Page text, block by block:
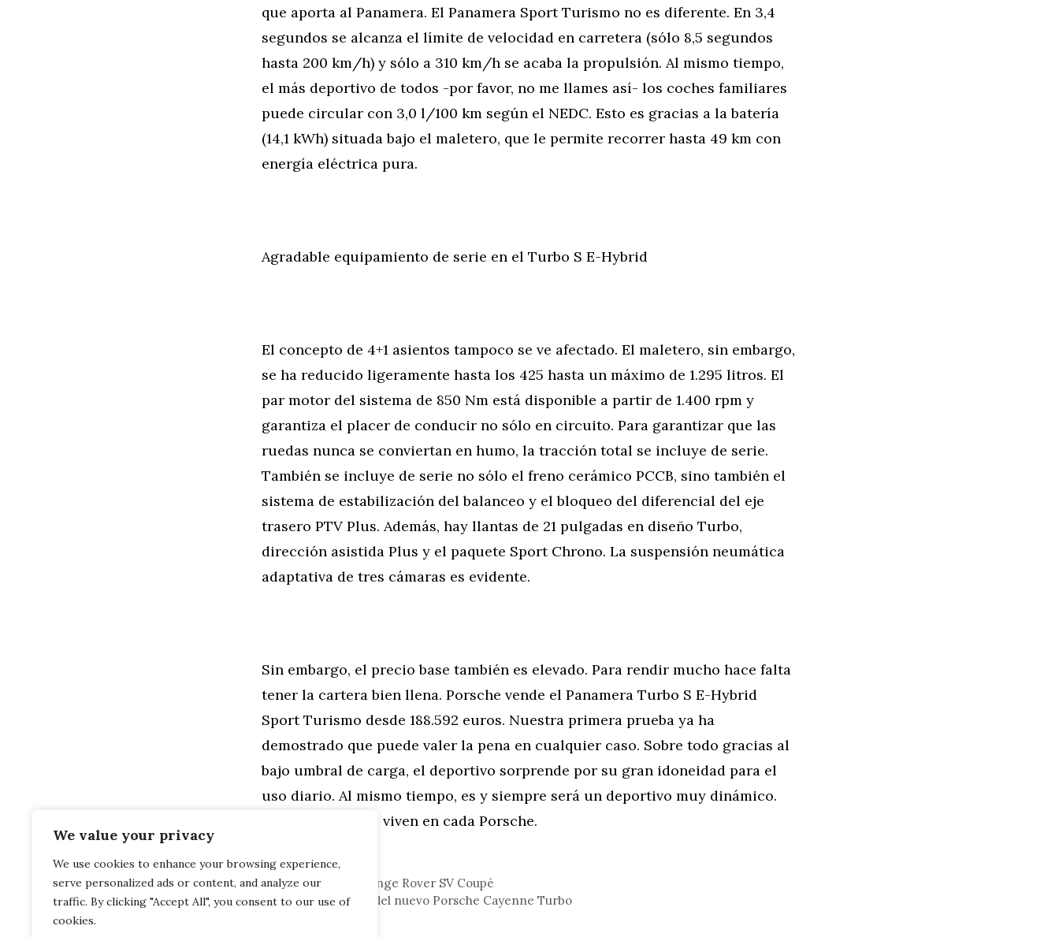
We value your privacy
We use cookies to enhance your browsing experience,
serve personalized ads or content, and analyze our
traffic. By clicking "Accept All", you consent to our use of
cookies.
que aporta al Panamera. El Panamera Sport Turismo no es diferente. En 3,4
segundos se alcanza el límite de velocidad en carretera (sólo 8,5 segundos
hasta 200 km/h) y sólo a 310 km/h se acaba la propulsión. Al mismo tiempo,
el más deportivo de todos -por favor, no me llames así- los coches familiares
puede circular con 3,0 l/100 km según el NEDC. Esto es gracias a la batería
(14,1 kWh) situada bajo el maletero, que le permite recorrer hasta 49 km con
energía eléctrica pura.
Agradable equipamiento de serie en el Turbo S E-Hybrid
El concepto de 4+1 asientos tampoco se ve afectado. El maletero, sin embargo,
se ha reducido ligeramente hasta los 425 hasta un máximo de 1.295 litros. El
par motor del sistema de 850 Nm está disponible a partir de 1.400 rpm y
garantiza el placer de conducir no sólo en circuito. Para garantizar que las
ruedas nunca se conviertan en humo, la tracción total se incluye de serie.
También se incluye de serie no sólo el freno cerámico PCCB, sino también el
sistema de estabilización del balanceo y el bloqueo del diferencial del eje
trasero PTV Plus. Además, hay llantas de 21 pulgadas en diseño Turbo,
dirección asistida Plus y el paquete Sport Chrono. La suspensión neumática
adaptativa de tres cámaras es evidente.
Sin embargo, el precio base también es elevado. Para rendir mucho hace falta
tener la cartera bien llena. Porsche vende el Panamera Turbo S E-Hybrid
Sport Turismo desde 188.592 euros. Nuestra primera prueba ya ha
demostrado que puede valer la pena en cualquier caso. Sobre todo gracias al
bajo umbral de carga, el deportivo sorprende por su gran idoneidad para el
uso diario. Al mismo tiempo, es y siempre será un deportivo muy dinámico.
Los genes del 911 viven en cada Porsche.
Categorías
General,Motor
Ginebra 2018: Range Rover SV Coupé
Primera prueba del nuevo Porsche Cayenne Turbo